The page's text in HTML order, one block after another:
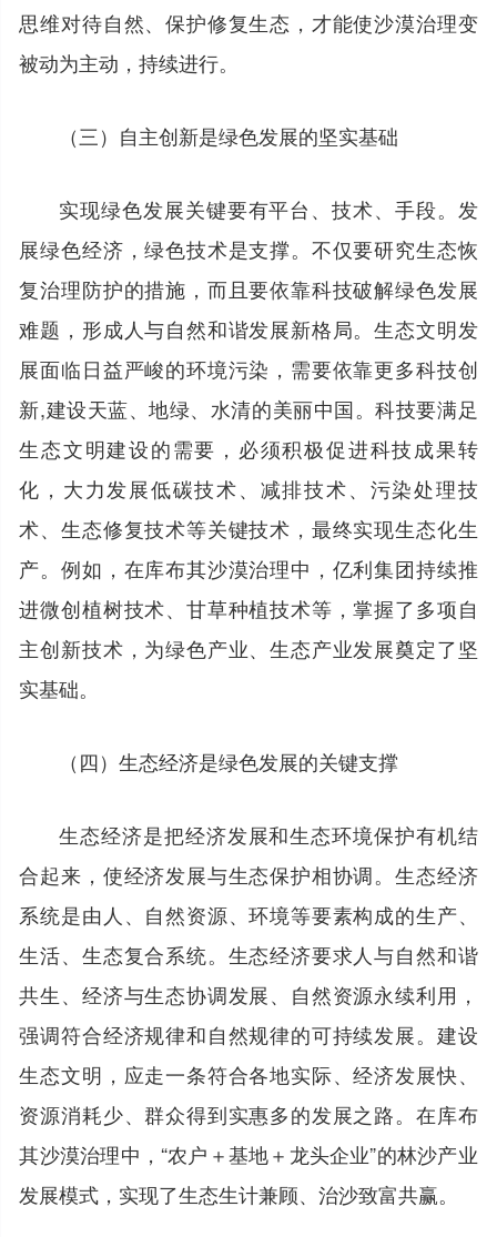
思维对待自然、保护修复生态，才能使沙漠治理变
被动为主动，持续进行。
（三）自主创新是绿色发展的坚实基础
实现绿色发展关键要有平台、技术、手段。发
展绿色经济，绿色技术是支撑。不仅要研究生态恢
复治理防护的措施，而且要依靠科技破解绿色发展
难题，形成人与自然和谐发展新格局。生态文明发
展面临日益严峻的环境污染，需要依靠更多科技创
新,建设天蓝、地绿、水清的美丽中国。科技要满足
生态文明建设的需要，必须积极促进科技成果转
化，大力发展低碳技术、减排技术、污染处理技
术、生态修复技术等关键技术，最终实现生态化生
产。例如，在库布其沙漠治理中，亿利集团持续推
进微创植树技术、甘草种植技术等，掌握了多项自
主创新技术，为绿色产业、生态产业发展奠定了坚
实基础。
（四）生态经济是绿色发展的关键支撑
生态经济是把经济发展和生态环境保护有机结
合起来，使经济发展与生态保护相协调。生态经济
系统是由人、自然资源、环境等要素构成的生产、
生活、生态复合系统。生态经济要求人与自然和谐
共生、经济与生态协调发展、自然资源永续利用，
强调符合经济规律和自然规律的可持续发展。建设
生态文明，应走一条符合各地实际、经济发展快、
资源消耗少、群众得到实惠多的发展之路。在库布
其沙漠治理中，“农户＋基地＋龙头企业”的林沙产业
发展模式，实现了生态生计兼顾、治沙致富共赢。